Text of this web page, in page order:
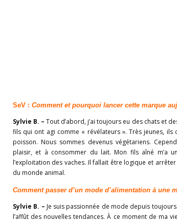
SeV : Comment et pourquoi lancer cette marque
Sylvie B. – Tout d’abord, j’ai toujours eu des chats et
fils qui ont agi comme « révélateurs ». Très jeunes,
poisson. Nous sommes devenus végétariens.
plaisir, et à consommer du lait. Mon fils aîné m’a
l’exploitation des vaches. Il fallait être logique et
du monde animal.
Comment passer d’un mode d’alimentation à une
Sylvie B. – Je suis passionnée de mode depuis
l’affût des nouvelles tendances. À ce moment de ma